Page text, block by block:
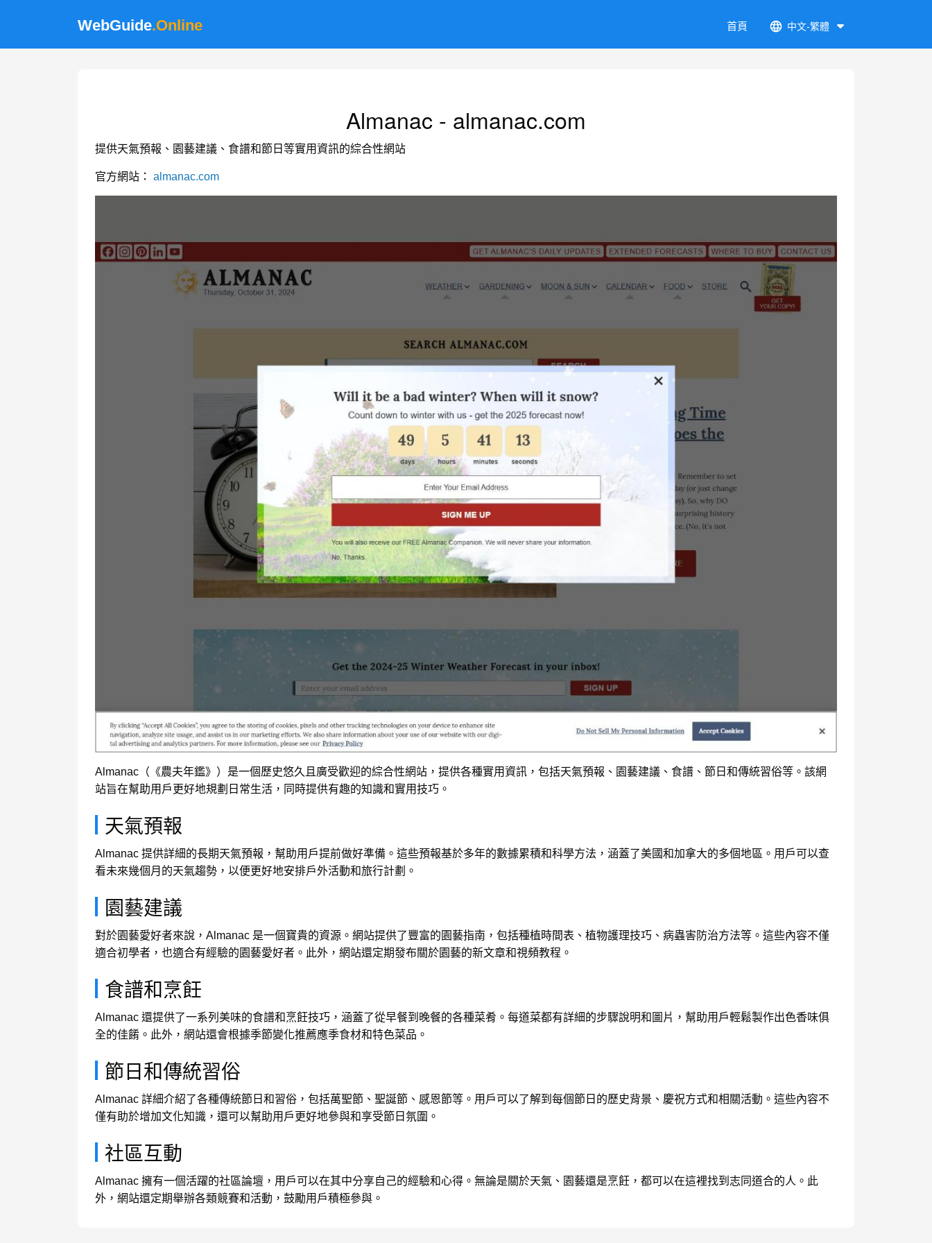
WebGuide.Online 首頁 中文-繁體
Almanac - almanac.com
提供天氣預報、園藝建議、食譜和節日等實用資訊的綜合性網站
官方網站： almanac.com
Almanac（《農夫年鑑》）是一個歷史悠久且廣受歡迎的綜合性網站，提供各種實用資訊，包括天氣預報、園藝建議、食譜、節日和傳統習俗等。該網
站旨在幫助用戶更好地規劃日常生活，同時提供有趣的知識和實用技巧。
天氣預報
Almanac 提供詳細的長期天氣預報，幫助用戶提前做好準備。這些預報基於多年的數據累積和科學方法，涵蓋了美國和加拿大的多個地區。用戶可以查
看未來幾個月的天氣趨勢，以便更好地安排戶外活動和旅行計劃。
園藝建議
對於園藝愛好者來說，Almanac 是一個寶貴的資源。網站提供了豐富的園藝指南，包括種植時間表、植物護理技巧、病蟲害防治方法等。這些內容不僅
適合初學者，也適合有經驗的園藝愛好者。此外，網站還定期發布關於園藝的新文章和視頻教程。
食譜和烹飪
Almanac 還提供了一系列美味的食譜和烹飪技巧，涵蓋了從早餐到晚餐的各種菜肴。每道菜都有詳細的步驟說明和圖片，幫助用戶輕鬆製作出色香味俱
全的佳餚。此外，網站還會根據季節變化推薦應季食材和特色菜品。
節日和傳統習俗
Almanac 詳細介紹了各種傳統節日和習俗，包括萬聖節、聖誕節、感恩節等。用戶可以了解到每個節日的歷史背景、慶祝方式和相關活動。這些內容不
僅有助於增加文化知識，還可以幫助用戶更好地參與和享受節日氛圍。
社區互動
Almanac 擁有一個活躍的社區論壇，用戶可以在其中分享自己的經驗和心得。無論是關於天氣、園藝還是烹飪，都可以在這裡找到志同道合的人。此
外，網站還定期舉辦各類競賽和活動，鼓勵用戶積極參與。